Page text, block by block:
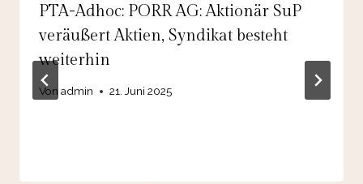
PTA-Adhoc: PORR AG: Aktionär SuP
veräußert Aktien, Syndikat besteht
weiterhin
Von admin 21. Juni 2025